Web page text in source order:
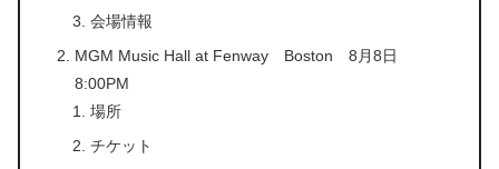
会場情報
MGM Music Hall at Fenway Boston 8月8日
8:00PM
場所
チケット